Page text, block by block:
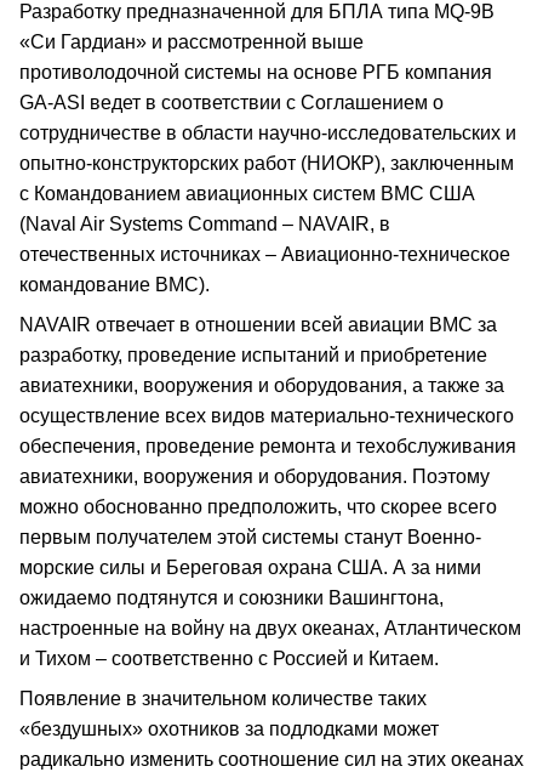
Разработку предназначенной для БПЛА типа MQ-9B
«Си Гардиан» и рассмотренной выше
противолодочной системы на основе РГБ компания
GA-ASI ведет в соответствии с Соглашением о
сотрудничестве в области научно-исследовательских и
опытно-конструкторских работ (НИОКР), заключенным
с Командованием авиационных систем ВМС США
(Naval Air Systems Command – NAVAIR, в
отечественных источниках – Авиационно-техническое
командование ВМС).
NAVAIR отвечает в отношении всей авиации ВМС за
разработку, проведение испытаний и приобретение
авиатехники, вооружения и оборудования, а также за
осуществление всех видов материально-технического
обеспечения, проведение ремонта и техобслуживания
авиатехники, вооружения и оборудования. Поэтому
можно обоснованно предположить, что скорее всего
первым получателем этой системы станут Военно-
морские силы и Береговая охрана США. А за ними
ожидаемо подтянутся и союзники Вашингтона,
настроенные на войну на двух океанах, Атлантическом
и Тихом – соответственно с Россией и Китаем.
Появление в значительном количестве таких
«бездушных» охотников за подлодками может
радикально изменить соотношение сил на этих океанах